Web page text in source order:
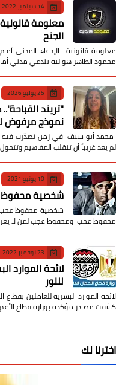
14 سبتمبر 2022
معلومة
الجنح
معلومة قانونية الإدعاء المدني
محمود الطاهر هو ليه بندعي مدني
25 يوليو 2026
​"تريند
نموذج مرفوض
محمد أبو سيف ​في زمن تصدّرت فيه
لم يعد غريباً أن تنقلب المفاهيم
10 يونيو 2021
شخصية
شخصية محفوظ عجب
محفوظ عجب ومحفوظ عجب لمن لا
23 نوفمبر 2022
لائحة الموارد
للنور
لائحة الموارد البشرية للعاملين
كشفت مصادر مؤكدة بوزارة قطاع
اخترنا لك